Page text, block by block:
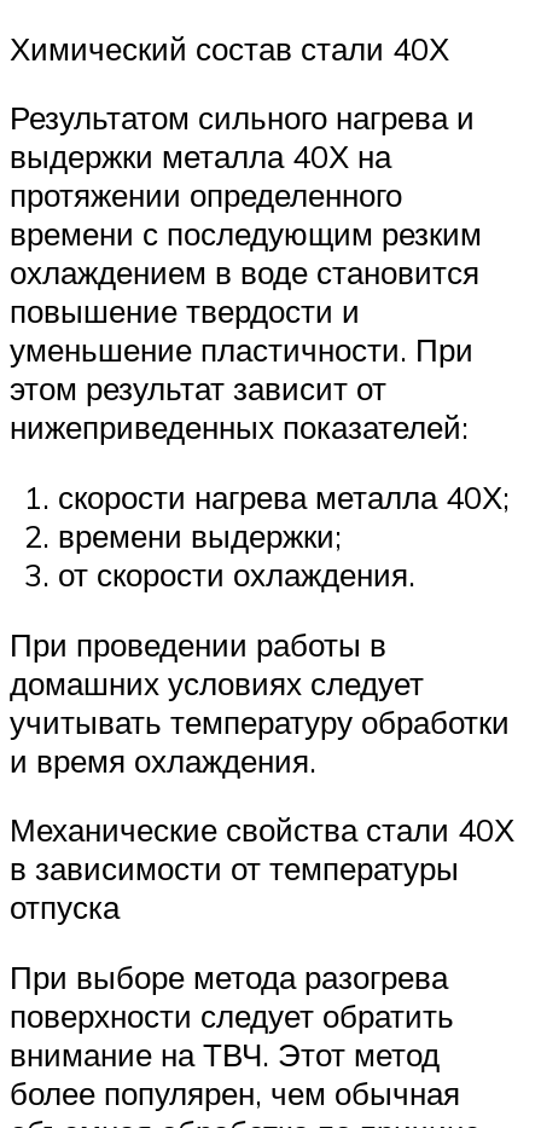
Химический состав стали 40Х
Результатом сильного нагрева и
выдержки металла 40Х на
протяжении определенного
времени с последующим резким
охлаждением в воде становится
повышение твердости и
уменьшение пластичности. При
этом результат зависит от
нижеприведенных показателей:
скорости нагрева металла 40Х;
времени выдержки;
от скорости охлаждения.
При проведении работы в
домашних условиях следует
учитывать температуру обработки
и время охлаждения.
Механические свойства стали 40Х
в зависимости от температуры
отпуска
При выборе метода разогрева
поверхности следует обратить
внимание на ТВЧ. Этот метод
более популярен, чем обычная